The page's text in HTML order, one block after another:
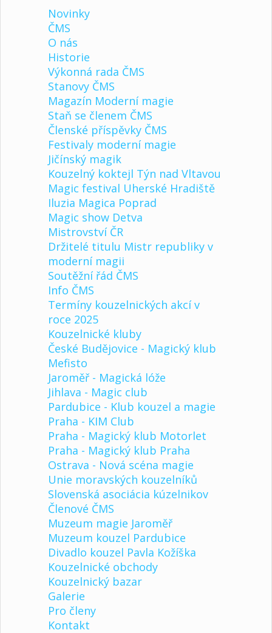
Novinky
ČMS
O nás
Historie
Výkonná rada ČMS
Stanovy ČMS
Magazín Moderní magie
Staň se členem ČMS
Členské příspěvky ČMS
Festivaly moderní magie
Jičínský magik
Kouzelný koktejl Týn nad Vltavou
Magic festival Uherské Hradiště
Iluzia Magica Poprad
Magic show Detva
Mistrovství ČR
Držitelé titulu Mistr republiky v
moderní magii
Soutěžní řád ČMS
Info ČMS
Termíny kouzelnických akcí v
roce 2025
Kouzelnické kluby
České Budějovice - Magický klub
Mefisto
Jaroměř - Magická lóže
Jihlava - Magic club
Pardubice - Klub kouzel a magie
Praha - KIM Club
Praha - Magický klub Motorlet
Praha - Magický klub Praha
Ostrava - Nová scéna magie
Unie moravských kouzelníků
Slovenská asociácia kúzelnikov
Členové ČMS
Muzeum magie Jaroměř
Muzeum kouzel Pardubice
Divadlo kouzel Pavla Kožíška
Kouzelnické obchody
Kouzelnický bazar
Galerie
Pro členy
Kontakt